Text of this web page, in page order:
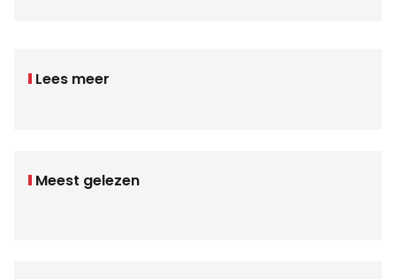
Lees meer
Meest gelezen